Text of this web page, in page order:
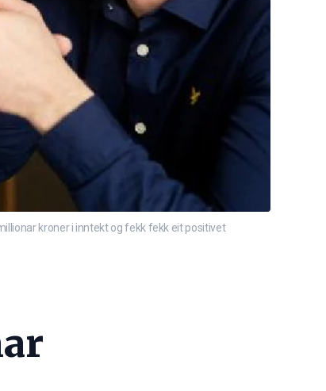
kroner i inntekt og fekk fekk eit positivet